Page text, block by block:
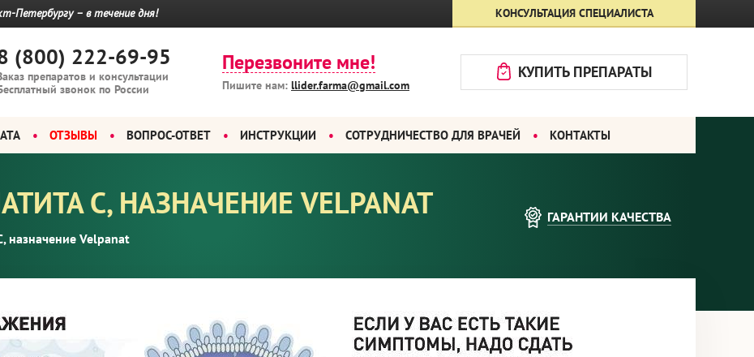
Петербургу – в течение дня! КОНСУЛЬТАЦИЯ СПЕЦИАЛИСТА
(800) 222-69-95
препаратов и консультации
звонок по России
Перезвоните мне!
Пишите нам: llider.farma@gmail.com
КУПИТЬ ПРЕПАРАТЫ
ОТЗЫВЫ ВОПРОС-ОТВЕТ ИНСТРУКЦИИ СОТРУДНИЧЕСТВО ДЛЯ ВРАЧЕЙ КОНТАКТЫ
С, НАЗНАЧЕНИЕ VELPANAT
назначение Velpanat
ГАРАНТИИ КАЧЕСТВА